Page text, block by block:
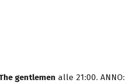
gentlemen alle 21:00. ANNO: